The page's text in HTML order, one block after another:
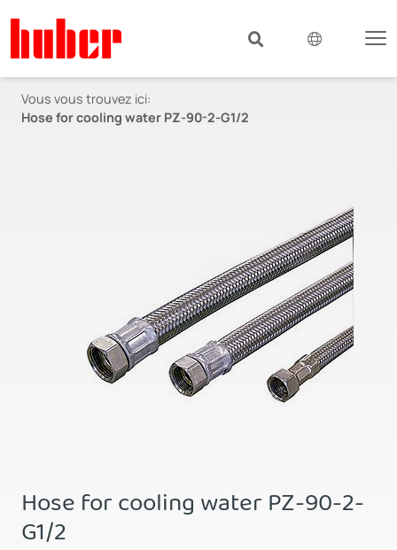
Vous vous trouvez ici:
Hose for cooling water PZ-90-2-G1/2
Hose for cooling water PZ-90-2-
G1/2